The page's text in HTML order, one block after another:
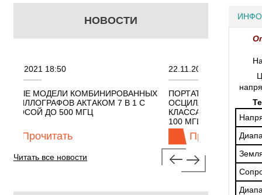
НОВОСТИ
В 1 С
22.11.2021 18:41
ПОРТАТИВНЫЕ КОМБИНИРОВАННЫЕ
ОСЦИЛЛОГРАФЫ ЭКОНОМНОГО
КЛАССА АКТАКОМ "3 В 1" С ПОЛОСОЙ
Читать все новости